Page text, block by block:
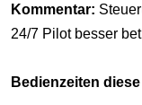
Kommentar:
24/7 Pilot besser
Bedienzeiten